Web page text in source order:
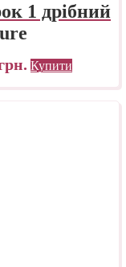
1 дрібний
Купити